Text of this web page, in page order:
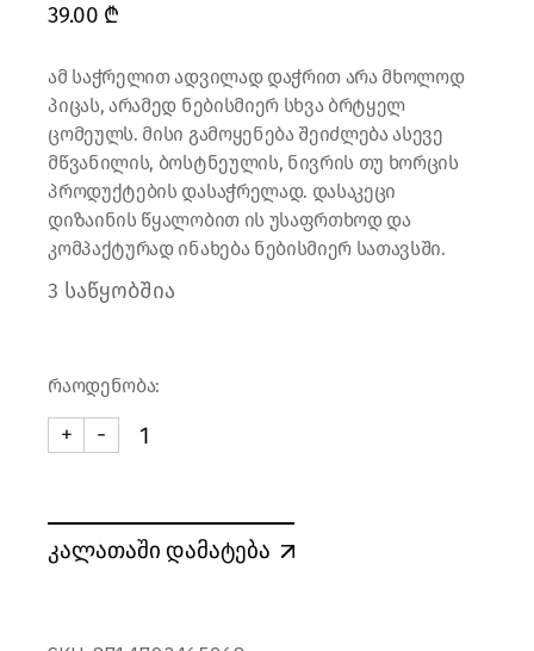
39.00 ₾
ამ საჭრელით ადვილად დაჭრით არა მხოლოდ
პიცას, არამედ ნებისმიერ სხვა ბრტყელ
ცომეულს. მისი გამოყენება შეიძლება ასევე
მწვანილის, ბოსტნეულის, ნივრის თუ ხორცის
პროდუქტების დასაჭრელად. დასაკეცი
დიზაინის წყალობით ის უსაფრთხოდ და
კომპაქტურად ინახება ნებისმიერ სათავსში.
3 საწყობშია
რაოდენობა:
მეძალუნა - პიცას საჭრელი (თეთრი) quantity
-
+
კალათაში დამატება